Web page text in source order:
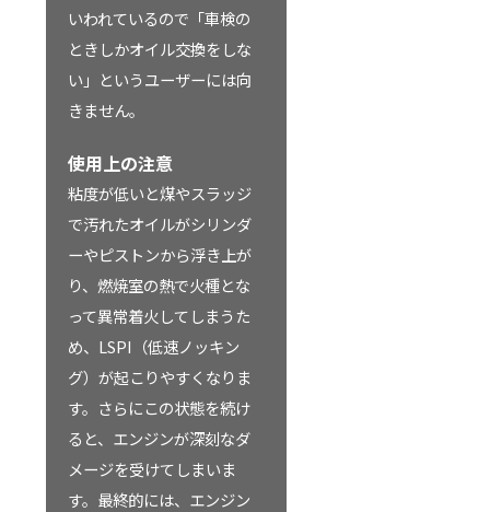
いわれているので「車検の
ときしかオイル交換をしな
い」というユーザーには向
きません。
使用上の注意
粘度が低いと煤やスラッジ
で汚れたオイルがシリンダ
ーやピストンから浮き上が
り、燃焼室の熱で火種とな
って異常着火してしまうた
め、LSPI（低速ノッキン
グ）が起こりやすくなりま
す。さらにこの状態を続け
ると、エンジンが深刻なダ
メージを受けてしまいま
す。最終的には、エンジン